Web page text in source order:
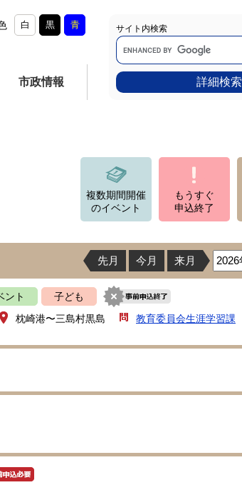
白 黒 青
市政情報
サイト内検索
Google
カ
ス
タ
ム
検
詳細検索
複数期間開催
のイベント
もうすぐ
申込終了
先月 今月 来月
ント
子ども
枕崎港〜三島村黒島 教育委員会生涯学習課